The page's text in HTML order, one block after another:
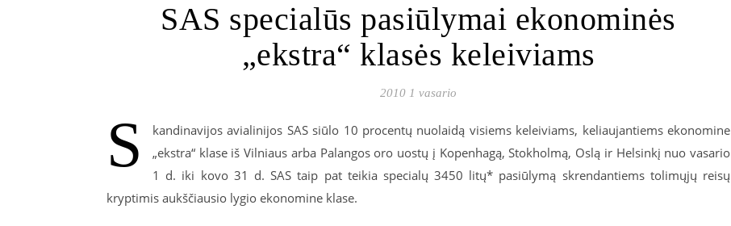
SAS specialūs pasiūlymai ekonominės
„ekstra“ klasės keleiviams
2010 1 vasario
S
kandinavijos avialinijos SAS siūlo 10 procentų nuolaidą visiems keleiviams, keliaujantiems ekonomine
„ekstra“ klase iš Vilniaus arba Palangos oro uostų į Kopenhagą, Stokholmą, Oslą ir Helsinkį nuo vasario
1 d. iki kovo 31 d. SAS taip pat teikia specialų 3450 litų* pasiūlymą skrendantiems tolimųjų reisų
kryptimis aukščiausio lygio ekonomine klase.